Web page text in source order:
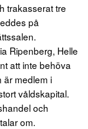
trakasserat tre
på
Ripenberg, Helle
att inte behöva
är medlem i
våldskapital.
och
om.